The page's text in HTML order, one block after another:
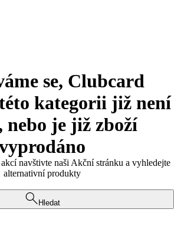
se, Clubcard
kategorii již není
nebo je již zboží
navštivte naši Akční stránku a vyhledejte
alternativní produkty
Hledat